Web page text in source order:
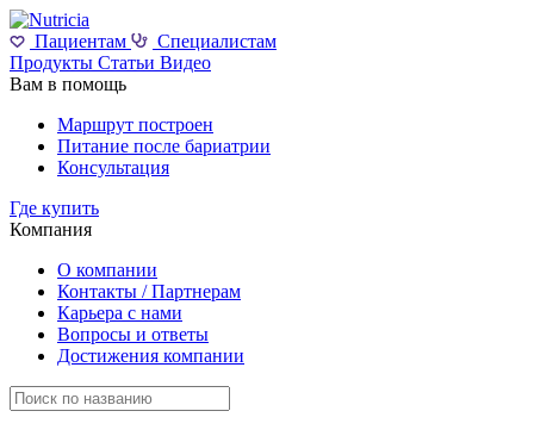
Пациентам
Специалистам
Продукты Статьи Видео
Вам в помощь
Маршрут построен
Питание после бариатрии
Консультация
Где купить
Компания
О компании
Контакты / Партнерам
Карьера с нами
Вопросы и ответы
Достижения компании